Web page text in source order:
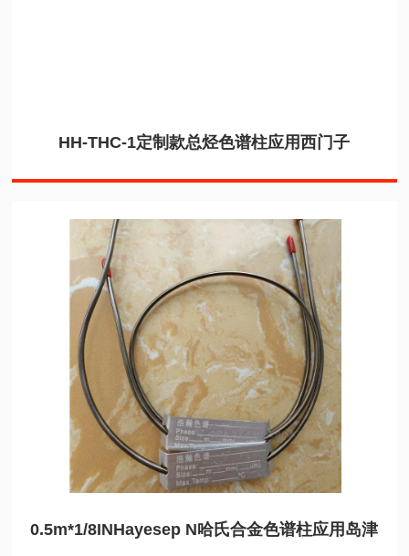
HH-THC-1定制款总烃色谱柱应用西门子
0.5m*1/8INHayesep N哈氏合金色谱柱应用岛津